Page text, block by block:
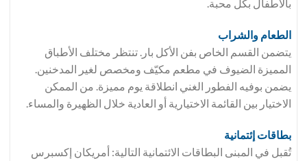
بالأطفال بكل محبة.
الطعام والشراب
يتضمن القسم الخاص بفن الأكل بار. تنتظر مختلف الأطباق
المميزة الضيوف في مطعم مكيّف ومخصص لغير المدخنين.
يضمن بوفيه الفطور الغني انطلاقة يوم مميزة. من الممكن
الاختيار بين القائمة الاختيارية أو العادية خلال الظهيرة والمساء.
بطاقات إئتمانية
تُقبل في المبنى البطاقات الائتمانية التالية: أمريكان إكسبرس